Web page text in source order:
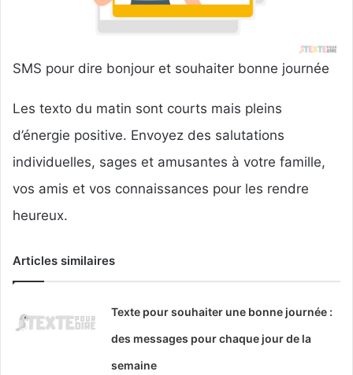
SMS pour dire bonjour et souhaiter bonne journée
Les texto du matin sont courts mais pleins
d’énergie positive. Envoyez des salutations
individuelles, sages et amusantes à votre famille,
vos amis et vos connaissances pour les rendre
heureux.
Articles similaires
Texte pour souhaiter une bonne journée :
des messages pour chaque jour de la
semaine